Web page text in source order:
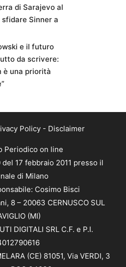
di Sarajevo al
sfidare Sinner a
e il futuro
da scrivere:
è una priorità
Policy- Disclaimer
Periodico on line
del 17 febbraio 2011 presso il
di Milano
Cosimo Bisci
8 – 20063 CERNUSCO SUL
(MI)
DIGITALI SRL C.F. e P.I.
(CE) 81051, Via VERDI, 3